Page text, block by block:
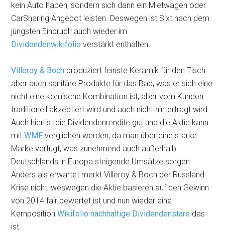
kein Auto haben, sondern sich dann ein Mietwagen oder
CarSharing Angebot leisten. Deswegen ist Sixt nach dem
jüngsten Einbruch auch wieder im
Dividendenwikifolio verstärkt enthalten.
Villeroy & Boch produziert feinste Keramik für den Tisch
aber auch sanitäre Produkte für das Bad, was er sich eine
nicht eine komische Kombination ist, aber vom Kunden
traditionell akzeptiert wird und auch nicht hinterfragt wird.
Auch hier ist die Dividendenrendite gut und die Aktie kann
mitWMF verglichen werden, da man über eine starke
Marke verfügt, was zunehmend auch außerhalb
Deutschlands in Europa steigende Umsätze sorgen.
Anders als erwartet merkt Villeroy & Boch der Russland
Krise nicht, weswegen die Aktie basieren auf den Gewinn
von 2014 fair bewertet ist und nun wieder eine
KernpositionWikifolio nachhaltige Dividendenstars das
ist.